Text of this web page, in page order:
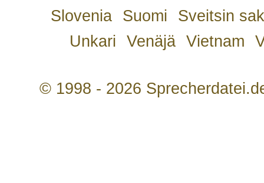
Slovenia
Suomi
Sveitsin
Unkari
Venäjä Vietnam
© 1998 - 2026